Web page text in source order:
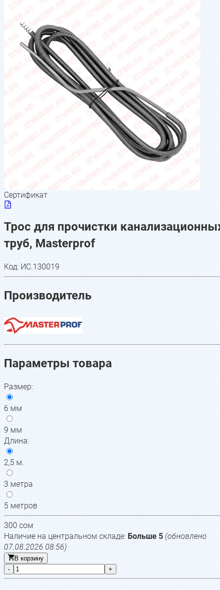
Сертификат
Трос для прочистки
труб, Masterprof
Код:ИС.130019
Производитель
Параметры товара
Размер:
6 мм
9 мм
Длина:
2,5 м.
3 метра
5 метров
300сом
Наличие на центральном складе: Больше 5 (обновлено
07.08.2026 08:56)
В корзину
-
+